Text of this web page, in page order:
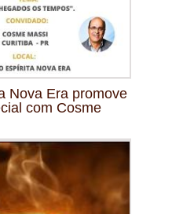
Nova Era promove
com Cosme